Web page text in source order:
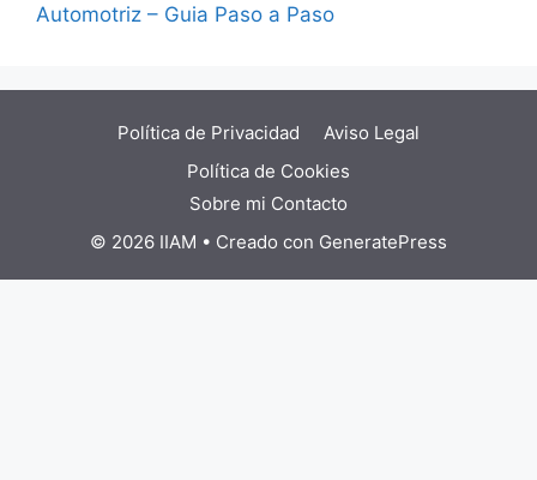
Automotriz – Guia Paso a Paso
Política de Privacidad
Aviso Legal
Política de Cookies
Sobre mi Contacto
© 2026 IIAM • Creado con GeneratePress